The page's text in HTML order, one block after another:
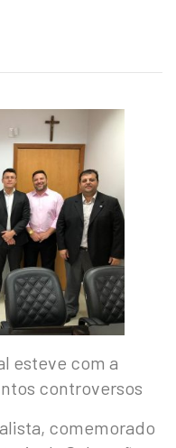
esteve com a
controversos
comemorado